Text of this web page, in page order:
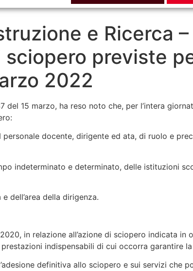
e Ricerca –
sciopero previste
2022
del 15 marzo, ha reso noto che, per l’intera
docente, dirigente ed ata, di ruolo e
indeterminato e determinato, delle istituzioni
dell’area della dirigenza.
in relazione all’azione di sciopero indicata in
indispensabili di cui occorra garantire
definitiva allo sciopero e sui servizi che